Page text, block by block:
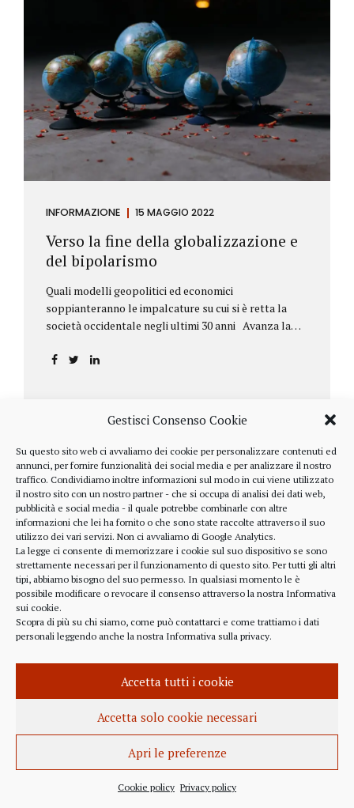
Gestisci Consenso Cookie
Su questo sito web ci avvaliamo dei cookie per personalizzare contenuti ed
annunci, per fornire funzionalità dei social media e per analizzare il nostro
traffico. Condividiamo inoltre informazioni sul modo in cui viene utilizzato
il nostro sito con un nostro partner - che si occupa di analisi dei dati web,
pubblicità e social media - il quale potrebbe combinarle con altre
informazioni che lei ha fornito o che sono state raccolte attraverso il suo
utilizzo dei vari servizi. Non ci avvaliamo di Google Analytics.
La legge ci consente di memorizzare i cookie sul suo dispositivo se sono
strettamente necessari per il funzionamento di questo sito. Per tutti gli altri
tipi, abbiamo bisogno del suo permesso. In qualsiasi momento le è
possibile modificare o revocare il consenso attraverso la nostra Informativa
sui cookie.
Scopra di più su chi siamo, come può contattarci e come trattiamo i dati
personali leggendo anche la nostra Informativa sulla privacy.
Accetta tutti i cookie
Accetta solo cookie necessari
Apri le preferenze
Cookie policy Privacy policy
da Beppe Ghisolfi. Avvocato Rizzo, si sono
registrati cambiamenti sulla percezione della
sicurezza dei propri risparmi? Parto da una
considerazione scientifica. John Ioannidis, noto
professore di medicina, di epidemiologia e...
INFORMAZIONE 15 MAGGIO 2022
Verso la fine della globalizzazione e
del bipolarismo
Quali modelli geopolitici ed economici
soppianteranno le impalcature su cui si è retta la
società occidentale negli ultimi 30 anni Avanza la
aprile ha fatto parecchio discutere il discorso che
una lettera annuale che Fink ha inviato agli
investitori, nella quale fa il punto sulla situazione
geopolitica ed economica globale, accompagnata da
alcune considerazioni sui profitti generati dalle
scelte finanziarie operate dal fondo BlackRock.
Occorre leggere molto attentamente il testo della
lettera
(https://www.blackrock.com/corporate/investor-
relations/larry-fink-chairmans-letter). Fink afferma
chiaramente che...
INFORMAZIONE 27 APRILE 2022
Istanza per l’abrogazione
dell’obbligo vaccinale al Governo
Italiano e alla Commissione Europea
Europea per l’abrogazione della normativa